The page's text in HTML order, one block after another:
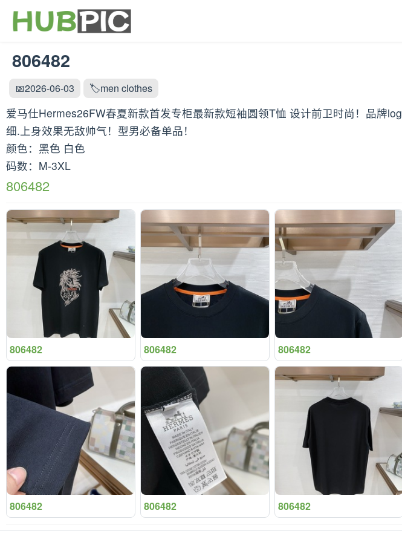
806482
📅2026-06-03 🏷️men clothes
爱马仕Hermes26FW春夏新款首发专柜最新款短袖圆领T恤 设计前卫时尚！品牌
细.上身效果无敌帅气！型男必备单品！
颜色：黑色 白色
码数：M-3XL
806482
806482 806482 806482
806482 806482 806482